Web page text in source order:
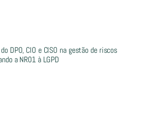
DPO, CIO e CISO na gestão de riscos
a NR01 à LGPD